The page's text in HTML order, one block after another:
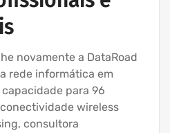
novamente a DataRoad
rede informática em
para 96
wireless
consultora